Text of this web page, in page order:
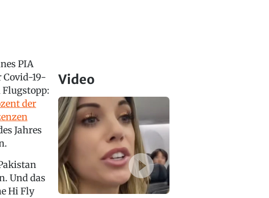
PIA
Covid-19-
Flugstopp:
der
Jahres
Und das
Hi Fly
Video